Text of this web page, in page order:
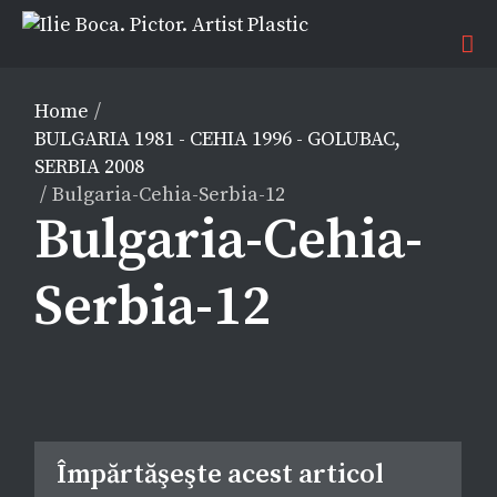
Home /
BULGARIA 1981 - CEHIA 1996 - GOLUBAC,
SERBIA 2008
/ Bulgaria-Cehia-Serbia-12
Bulgaria-Cehia-
Serbia-12
Împărtăşeşte acest articol